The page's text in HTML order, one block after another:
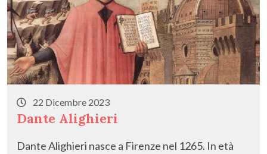
22 Dicembre 2023
Dante Alighieri
Dante Alighieri nasce a Firenze nel 1265. In età